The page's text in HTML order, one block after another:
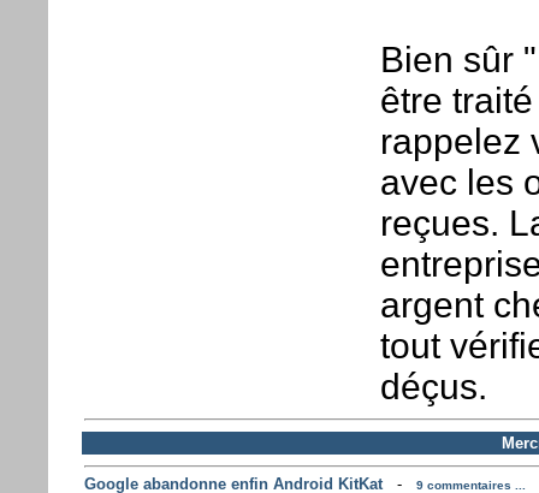
Bien sûr
être
rappelez
avec les
reçues.
argent
tout
déçus.
Google abandonne enfin Android KitKat- 9 commentaires ...